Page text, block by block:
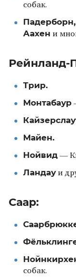
собак.
Аахен и
Рейнланд-
Трир.
Монтабаур
Майен.
Нойвид—
Ландауи
Саар:
собак.